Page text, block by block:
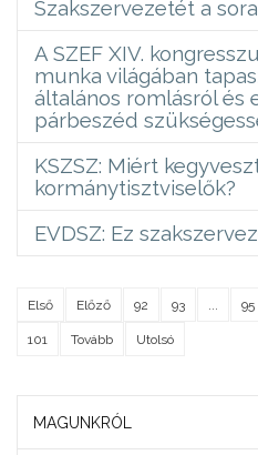
Szakszervezetét a
A SZEF XIV.
munka világában
általános romlásról és
párbeszéd
KSZSZ: Miért
kormánytisztviselők?
EVDSZ: Ez
Első Előző 92 93 95
101 Tovább Utolsó
MAGUNKRÓL